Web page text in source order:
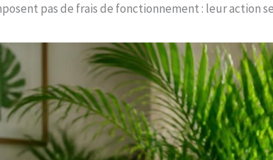
pas de frais de fonctionnement : leur action